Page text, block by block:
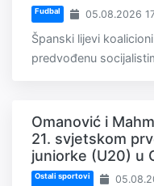
Fudbal 05.08.2026
Španski lijevi
predvođenu
Omanović i
21. svjetskom
juniorke (U20) u
Ostali sportovi